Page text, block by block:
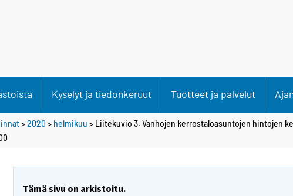
Kyselyt ja tiedonkeruut Tuotteet ja palvelut
>2020 > helmikuu > Liitekuvio 3. Vanhojen kerrostaloasuntojen hintojen
Tämä sivu on arkistoitu.